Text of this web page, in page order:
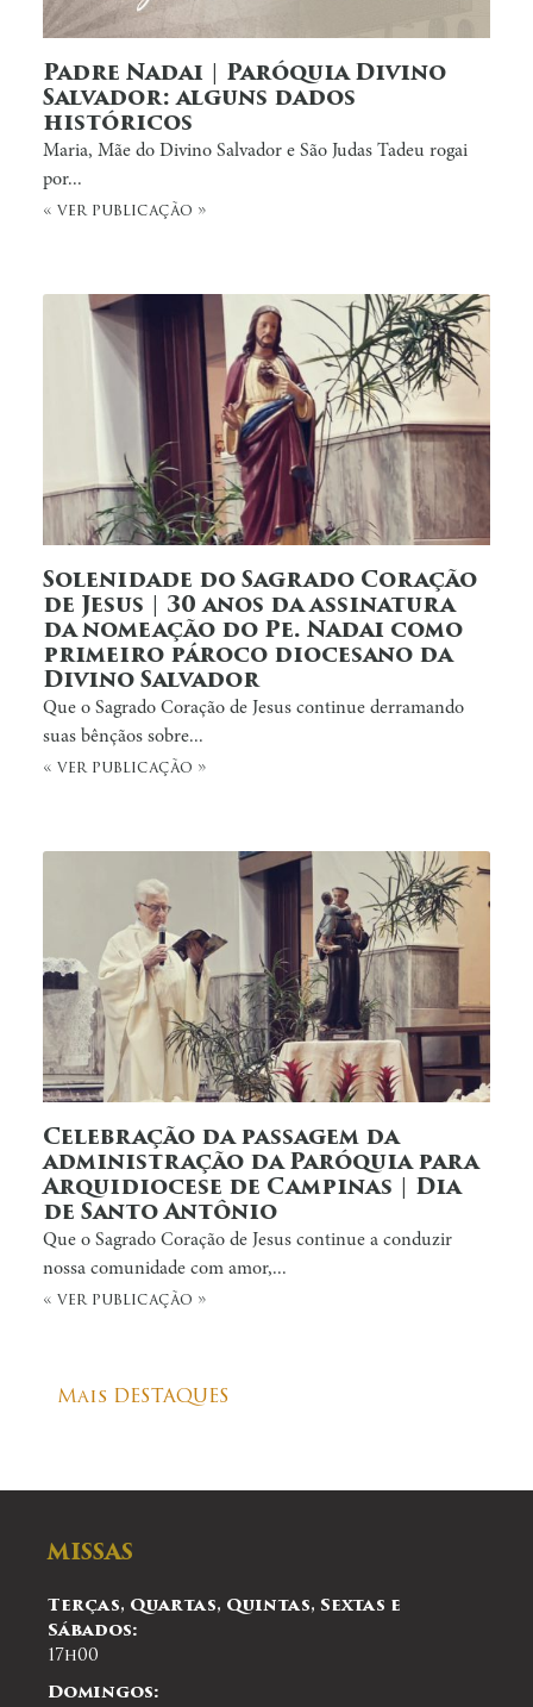
Padre Nadai | Paróquia Divino
Salvador: alguns dados
históricos
Maria, Mãe do Divino Salvador e São Judas Tadeu rogai
por...
« ver publicação »
Solenidade do Sagrado Coração
de Jesus | 30 anos da assinatura
da nomeação do Pe. Nadai como
primeiro pároco diocesano da
Divino Salvador
Que o Sagrado Coração de Jesus continue derramando
suas bênçãos sobre...
« ver publicação »
Celebração da passagem da
administração da Paróquia para
Arquidiocese de Campinas | Dia
de Santo Antônio
Que o Sagrado Coração de Jesus continue a conduzir
nossa comunidade com amor,...
« ver publicação »
Mais DESTAQUES
MISSAS
Terças, Quartas, Quintas, Sextas e
Sábados:
17h00
Domingos: